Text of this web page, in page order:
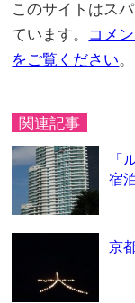
このサイトはス
ています。 コメ
をご覧ください。
関連記事
「
宿
京